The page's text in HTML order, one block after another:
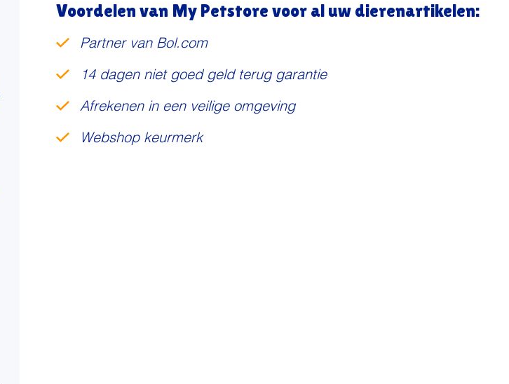
Voordelen van My Petstore voor al uw dierenartikelen:
Partner van Bol.com
14 dagen niet goed geld terug garantie
Afrekenen in een veilige omgeving
Webshop keurmerk